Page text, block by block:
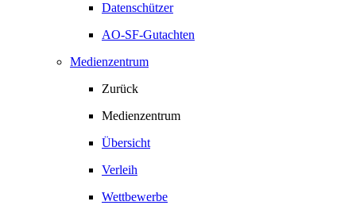
Datenschützer
AO-SF-Gutachten
Medienzentrum
Zurück
Medienzentrum
Übersicht
Verleih
Wettbewerbe